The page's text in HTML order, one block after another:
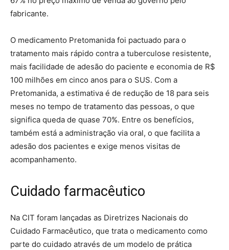
fabricante.
O medicamento Pretomanida foi pactuado para o
tratamento mais rápido contra a tuberculose resistente,
mais facilidade de adesão do paciente e economia de R$
100 milhões em cinco anos para o SUS. Com a
Pretomanida, a estimativa é de redução de 18 para seis
meses no tempo de tratamento das pessoas, o que
significa queda de quase 70%. Entre os benefícios,
também está a administração via oral, o que facilita a
adesão dos pacientes e exige menos visitas de
acompanhamento.
Cuidado farmacêutico
Na CIT foram lançadas as Diretrizes Nacionais do
Cuidado Farmacêutico, que trata o medicamento como
parte do cuidado através de um modelo de prática